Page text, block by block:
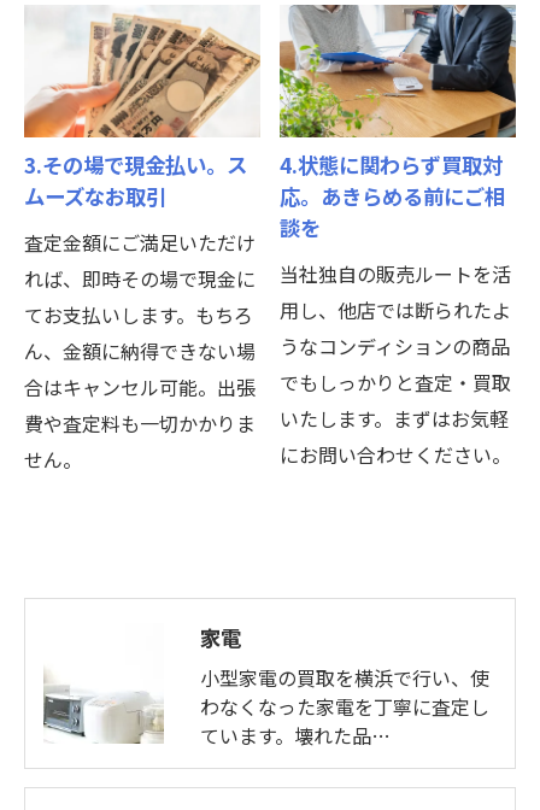
3.その場で現金払い。ス
ムーズなお取引
査定金額にご満足いただけ
れば、即時その場で現金に
てお支払いします。もちろ
ん、金額に納得できない場
合はキャンセル可能。出張
費や査定料も一切かかりま
せん。
4.状態に関わらず買取対
応。あきらめる前にご相
談を
当社独自の販売ルートを活
用し、他店では断られたよ
うなコンディションの商品
でもしっかりと査定・買取
いたします。まずはお気軽
にお問い合わせください。
家電
小型家電の買取を横浜で行い、使
わなくなった家電を丁寧に査定し
ています。壊れた品…